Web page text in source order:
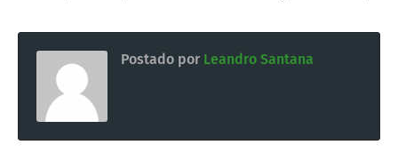
Postado por Leandro Santana